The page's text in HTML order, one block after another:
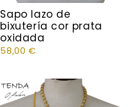
Sapo lazo de
bixutería cor prata
oxidada
58,00 €